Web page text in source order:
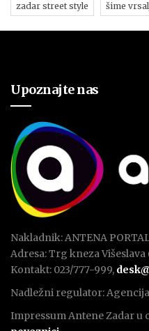
zadar street style šime
Upoznajte nas
Nakladnik: ANTENA
Adresa: Trg kneza Višeslava
Kontakt: 023/777-999,
Nadležni regulator:
Impressum Antene Zadar u